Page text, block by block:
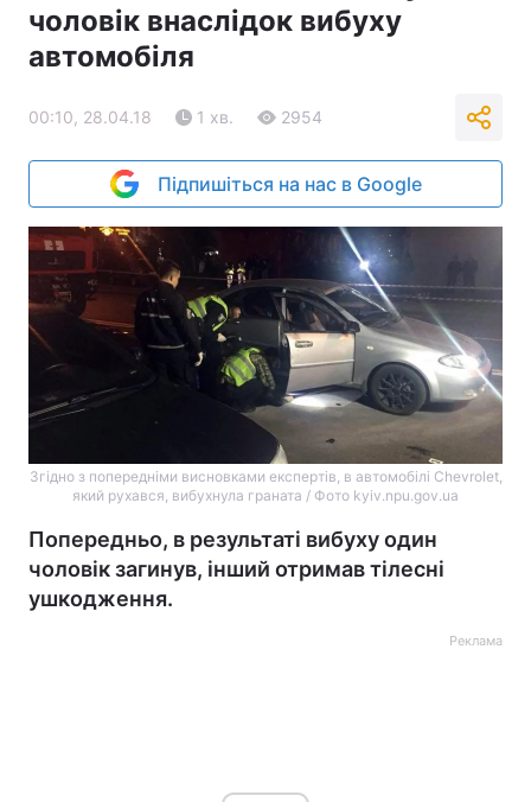
чоловік внаслідок вибуху
автомобіля
00:10, 28.04.18 1 хв. 2954
Підпишіться на нас в Google
Згідно з попередніми висновками експертів, в автомобілі Chevrolet,
який рухався, вибухнула граната / Фото kyiv.npu.gov.ua
Попередньо, в результаті вибуху один
чоловік загинув, інший отримав тілесні
ушкодження.
Реклама